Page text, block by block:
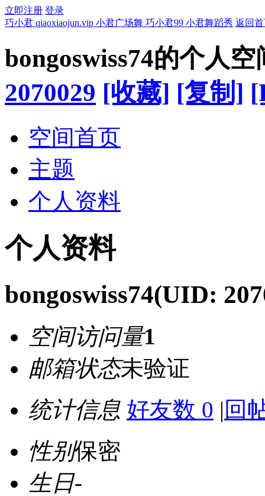
立即注册 登录
巧小君 qiaoxiaojun.vip 小君广场舞 巧小君99 小君舞蹈秀 返回
bongoswiss74的个人空
2070029 [收藏] [复制]
空间首页
主题
个人资料
个人资料
bongoswiss74(UID:
空间访问量1
邮箱状态未验证
统计信息 好友数 0 | 回
性别保密
生日-